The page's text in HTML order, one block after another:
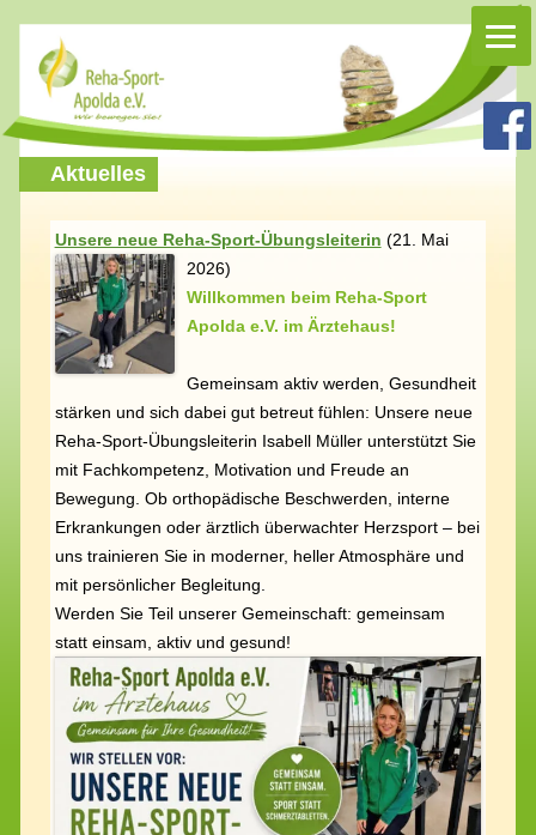
Rehasport Apolda
Aktuelles
Unsere neue Reha-Sport-Übungsleiterin (21. Mai
2026)
Willkommen beim Reha-Sport
Apolda e.V. im Ärztehaus!
Gemeinsam aktiv werden, Gesundheit
stärken und sich dabei gut betreut fühlen: Unsere neue
Reha-Sport-Übungsleiterin Isabell Müller unterstützt Sie
mit Fachkompetenz, Motivation und Freude an
Bewegung. Ob orthopädische Beschwerden, interne
Erkrankungen oder ärztlich überwachter Herzsport – bei
uns trainieren Sie in moderner, heller Atmosphäre und
mit persönlicher Begleitung.
Werden Sie Teil unserer Gemeinschaft: gemeinsam
statt einsam, aktiv und gesund!